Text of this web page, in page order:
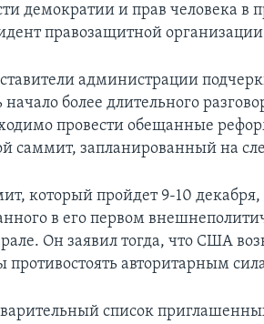
демократии и прав человека в
правозащитной
администрации
более длительного
провести обещанные
саммит, запланированный на
который пройдет 9-10 декабря,
в его первом
Он заявил тогда, что США
противостоять авторитарным
список